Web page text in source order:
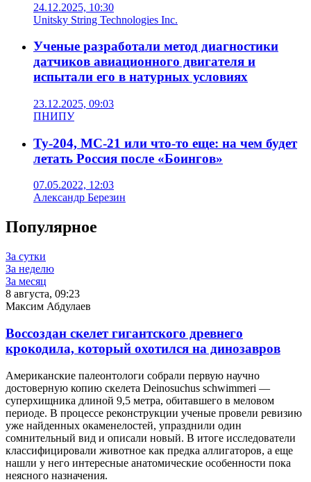
24.12.2025, 10:30
Unitsky String Technologies Inc.
Ученые разработали метод диагностики
датчиков авиационного двигателя и
испытали его в натурных условиях
23.12.2025, 09:03
ПНИПУ
Ту-204, МС-21 или что-то еще: на чем будет
летать Россия после «Боингов»
07.05.2022, 12:03
Александр Березин
Популярное
За сутки
За неделю
За месяц
8 августа, 09:23
Максим Абдулаев
Воссоздан скелет гигантского древнего
крокодила, который охотился на динозавров
Американские палеонтологи собрали первую научно
достоверную копию скелета Deinosuchus schwimmeri —
суперхищника длиной 9,5 метра, обитавшего в меловом
периоде. В процессе реконструкции ученые провели ревизию
уже найденных окаменелостей, упразднили один
сомнительный вид и описали новый. В итоге исследователи
классифицировали животное как предка аллигаторов, а еще
нашли у него интересные анатомические особенности пока
неясного назначения.